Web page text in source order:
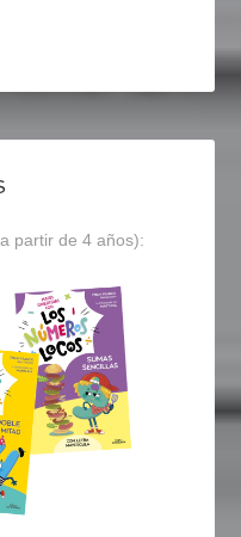
partir de 4 años):